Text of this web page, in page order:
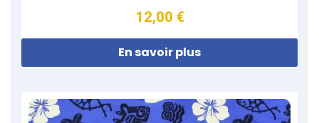
12,00 €
En savoir plus